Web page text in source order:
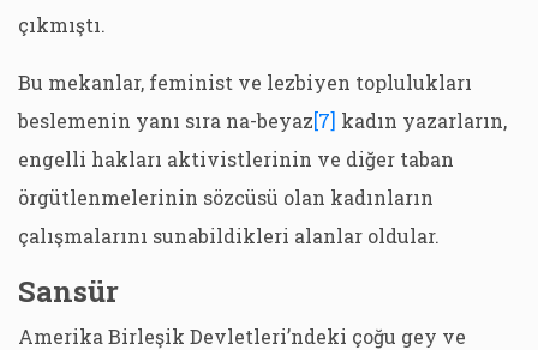
çıkmıştı.
Bu mekanlar, feminist ve lezbiyen toplulukları
beslemenin yanı sıra na-beyaz[7] kadın yazarların,
engelli hakları aktivistlerinin ve diğer taban
örgütlenmelerinin sözcüsü olan kadınların
çalışmalarını sunabildikleri alanlar oldular.
Sansür
Amerika Birleşik Devletleri’ndeki çoğu gey ve